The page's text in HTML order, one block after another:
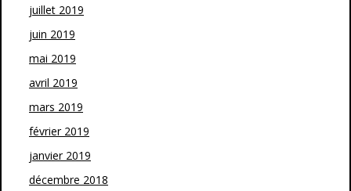
juillet 2019
juin 2019
mai 2019
avril 2019
mars 2019
février 2019
janvier 2019
décembre 2018